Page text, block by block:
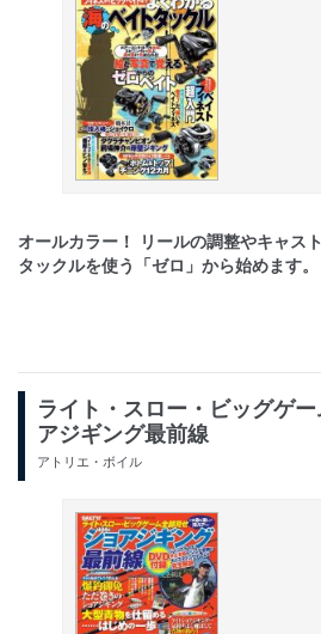
オールカラー！ リールの調整やキャス
タックルを使う「ゼロ」から始めます。
ライト・スロー・ビッグゲ
アジギング最前線
アトリエ・ボイル